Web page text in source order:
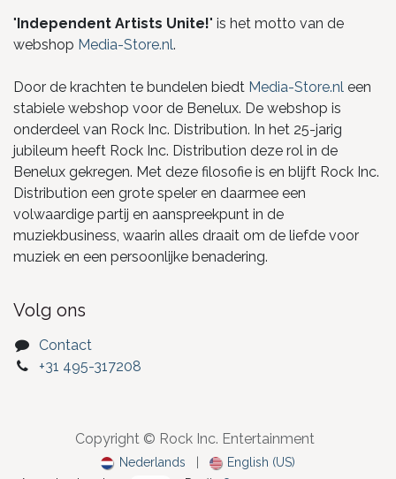
"Independent Artists Unite!" is het motto van de
webshop Media-Store.nl.
Door de krachten te bundelen biedt Media-Store.nl een
stabiele webshop voor de Benelux. De webshop is
onderdeel van Rock Inc. Distribution. In het 25-jarig
jubileum heeft Rock Inc. Distribution deze rol in de
Benelux gekregen. Met deze filosofie is en blijft Rock Inc.
Distribution een grote speler en daarmee een
volwaardige partij en aanspreekpunt in de
muziekbusiness, waarin alles draait om de liefde voor
muziek en een persoonlijke benadering.
Volg ons
Contact
+31 495-317208
Copyright © Rock Inc. Entertainment
Nederlands
English (US)